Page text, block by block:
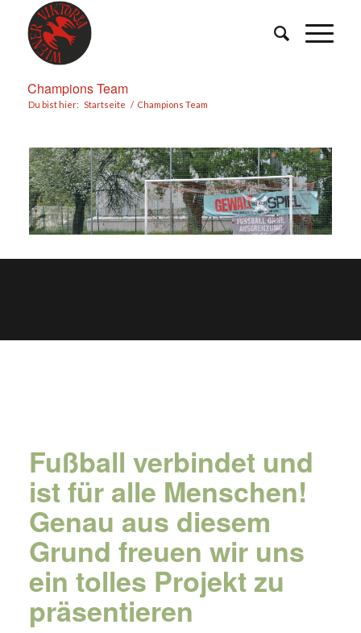
Champions Team
Du bist hier: Startseite / Champions Team
Fußball verbindet und
ist für alle Menschen!
Genau aus diesem
Grund freuen wir uns
ein tolles Projekt zu
präsentieren